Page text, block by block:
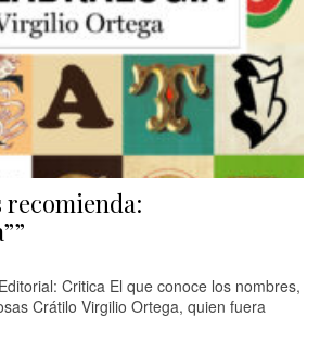
recomienda:
Critica El que conoce los nombres,
Crátilo Virgilio Ortega, quien fuera